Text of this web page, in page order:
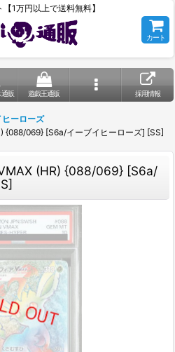
1万円以上で送料無料】
カート
通販 遊戯王通販 採用情報
ヒーローズ
{088/069} [S6a/イーブイヒーローズ] [SS]
VMAX (HR) {088/069} [S6a/